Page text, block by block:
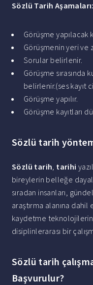
Sözlü Tarih Aşamaları:
Görüşme yapılacak
Görüşmenin yeri ve
Sorular belirlenir.
Görüşme sırasında
belirlenir.(ses kayıt
Görüşme yapılır.
Görüşme kayıtları
Sözlü tarih
Sözlü tarih, tarihi
bireylerin belleğe dayalı
sıradan insanları,
araştırma alanına
kaydetme
disiplinlerarası bir
Sözlü tarih
Başvurulur?